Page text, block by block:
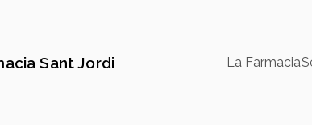
Sant Jordi La Farmacia